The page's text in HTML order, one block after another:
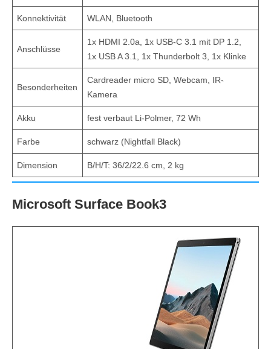
Konnektivität WLAN, Bluetooth
Anschlüsse
1x HDMI 2.0a, 1x USB-C 3.1 mit DP 1.2,
1x USB A 3.1, 1x Thunderbolt 3, 1x Klinke
Besonderheiten
Cardreader micro SD, Webcam, IR-
Kamera
Akku fest verbaut Li-Polmer, 72 Wh
Farbe schwarz (Nightfall Black)
Dimension B/H/T: 36/2/22.6 cm, 2 kg
Microsoft Surface Book3